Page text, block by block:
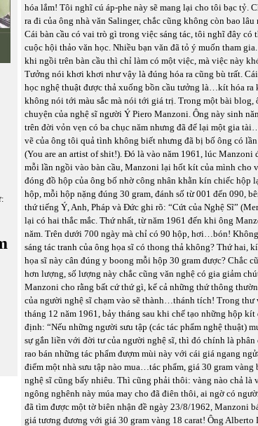
hóa lắm! Tôi nghĩ cú áp-phe này sẽ mang lại cho tôi bạc tỷ.
ra đi của ông nhà văn Salinger, chắc cũng không còn bao lâu
Cái bàn cầu có vai trò gì trong việc sáng tác, tôi nghĩ đây có
cuộc hội thảo văn học. Nhiều bạn văn đã tỏ ý muốn tham
khi ngồi trên bàn cầu thì chỉ làm có một việc, mà việc này
Tưởng nói khơi khơi như vậy là đúng hóa ra cũng bù trất.
học nghệ thuật được thả xuống bồn cầu tưởng là…kít hóa
không nói tới màu sắc mà nói tới giá trị. Trong một bài blog,
chuyện của nghệ sĩ người Ý Piero Manzoni. Ông này sinh
trên đời vỏn vẹn có ba chục năm nhưng đã để lại một gia
vẽ của ông tôi quả tình không biết nhưng đã bị bố ông có
(You are an artist of shit!). Đó là vào năm 1961, lúc Manzoni
mỗi lần ngồi vào bàn cầu, Manzoni lại hốt kít của mình cho
đóng đồ hộp của ông bố nhờ công nhân khằn kín chiếc hộp
hộp, mỗi hộp nặng đúng 30 gram, đánh số từ 001 đến 090,
thứ tiếng Ý, Anh, Pháp và Đức ghi rõ: “Cứt của Nghệ Sĩ”
lại có hai thắc mắc. Thứ nhất, từ năm 1961 đến khi ông
năm. Trên dưới 700 ngày mà chỉ có 90 hộp, hơi…bón!
sáng tác tranh của ông họa sĩ có thong thả không? Thứ hai,
họa sĩ này cân đúng y boong mỗi hộp 30 gram được? Chắc
hơn lượng, số lượng này chắc cũng văn nghệ có gia giảm
Manzoni cho rằng bất cứ thứ gì, kể cả những thứ thông
của người nghệ sĩ chạm vào sẽ thành…thánh tích! Trong thư
tháng 12 năm 1961, bảy tháng sau khi chế tạo những hộp
định: “Nếu những người sưu tập (các tác phẩm nghệ thuật)
sự gắn liền với đời tư của người nghệ sĩ, thì đó chính là phân
rao bán những tác phẩm đượm mùi này với cái giá ngang
điểm một nhà sưu tập nào mua…tác phẩm, giá 30 gram
nghệ sĩ cũng bấy nhiêu. Thì cũng phải thôi: vàng nào chả là
ngông nghênh này múa may cho đã điên thôi, ai ngờ có
đã tìm được một tờ biên nhận đề ngày 23/8/1962, Manzoni
giá tương đương với giá 30 gram vàng 18 carat! Ông Alberto